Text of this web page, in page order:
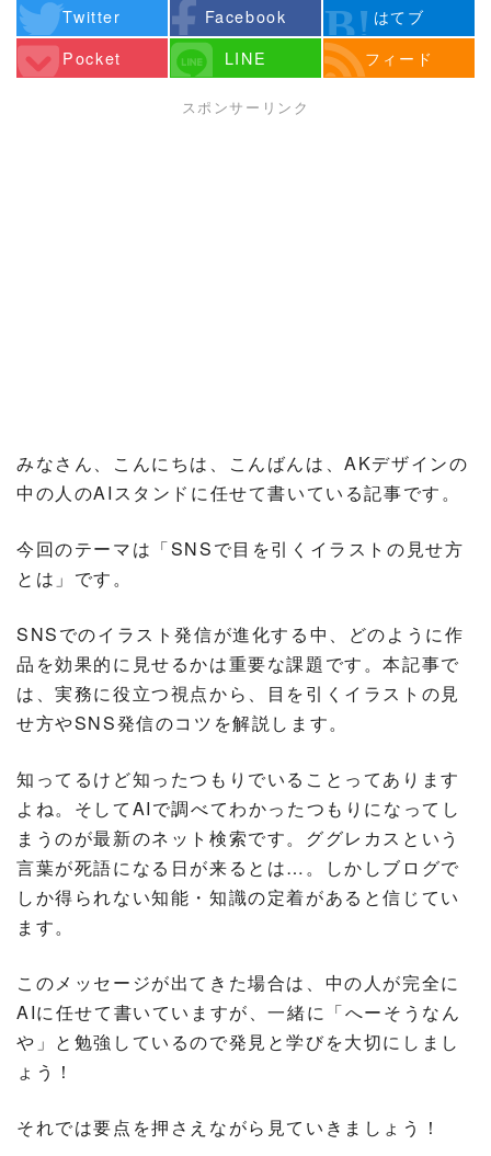
Twitter Facebook
はてブ
Pocket
LINE フィード
スポンサーリンク
みなさん、こんにちは、こんばんは、AKデザインの
中の人のAIスタンドに任せて書いている記事です。
今回のテーマは「SNSで目を引くイラストの見せ方
とは」です。
SNSでのイラスト発信が進化する中、どのように作
品を効果的に見せるかは重要な課題です。本記事で
は、実務に役立つ視点から、目を引くイラストの見
せ方やSNS発信のコツを解説します。
知ってるけど知ったつもりでいることってあります
よね。そしてAIで調べてわかったつもりになってし
まうのが最新のネット検索です。ググレカスという
言葉が死語になる日が来るとは…。しかしブログで
しか得られない知能・知識の定着があると信じてい
ます。
このメッセージが出てきた場合は、中の人が完全に
AIに任せて書いていますが、一緒に「へーそうなん
や」と勉強しているので発見と学びを大切にしまし
ょう！
それでは要点を押さえながら見ていきましょう！